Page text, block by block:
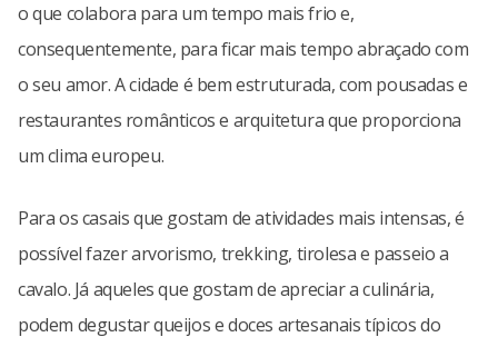
o que colabora para um tempo mais frio e,
consequentemente, para ficar mais tempo abraçado com
o seu amor. A cidade é bem estruturada, com pousadas e
restaurantes românticos e arquitetura que proporciona
um clima europeu.
Para os casais que gostam de atividades mais intensas, é
possível fazer arvorismo, trekking, tirolesa e passeio a
cavalo. Já aqueles que gostam de apreciar a culinária,
podem degustar queijos e doces artesanais típicos do